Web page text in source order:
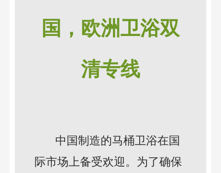
国，欧洲卫浴双
清专线
中国制造的马桶卫浴在国
际市场上备受欢迎。为了确保